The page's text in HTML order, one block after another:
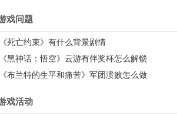
戏问题
《死亡约束》有什么背景剧情
《黑神话：悟空》云游有伴奖杯怎么解锁
《布兰特的生平和痛苦》军团溃败怎么做
戏活动